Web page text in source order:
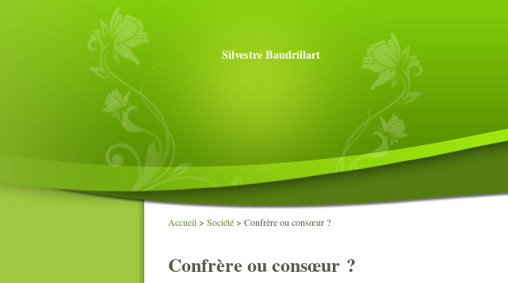
Silvestre Baudrillart
Accueil> Société> Confrère ou consœur ?
Confrère ou consœur ?